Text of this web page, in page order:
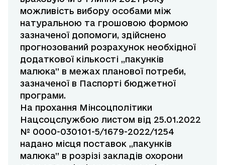
можливість вибору особами між
натуральною та грошовою формою
зазначеної допомоги, здійснено
прогнозований розрахунок необхідної
додаткової кількості ,,пакунків
малюка” в межах планової потреби,
зазначеної в Паспорті бюджетної
програми.
На прохання Мінсоцполітики
Нацсоцслужбою листом від 25.01.2022
№ 0000-030101-5/1679-2022/1254
надано місця поставок ,,пакунків
малюка” в розрізі закладів охорони